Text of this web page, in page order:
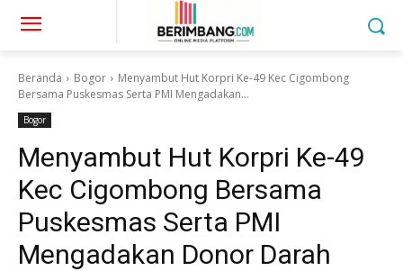
Beranda Bogor
Menyambut Hut Korpri Ke-49 Kec Cigombong
Bersama Puskesmas Serta PMI Mengadakan...
Bogor
Menyambut Hut Korpri Ke-49
Kec Cigombong Bersama
Puskesmas Serta PMI
Mengadakan Donor Darah